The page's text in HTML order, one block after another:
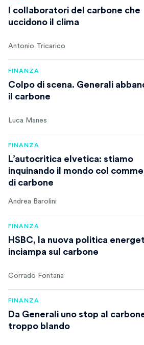
I collaboratori del carbone che
uccidono il clima
Antonio Tricarico
FINANZA
Colpo di scena. Generali
il carbone
Luca Manes
FINANZA
L’autocritica elvetica: stiamo
inquinando il mondo col
di carbone
Andrea Barolini
FINANZA
HSBC, la nuova politica
inciampa sul carbone
Corrado Fontana
FINANZA
Da Generali uno stop al
troppo blando